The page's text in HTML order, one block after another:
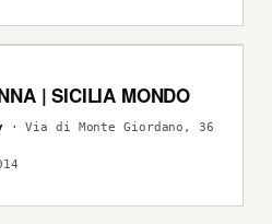
| SICILIA MONDO
· Via di Monte Giordano, 36